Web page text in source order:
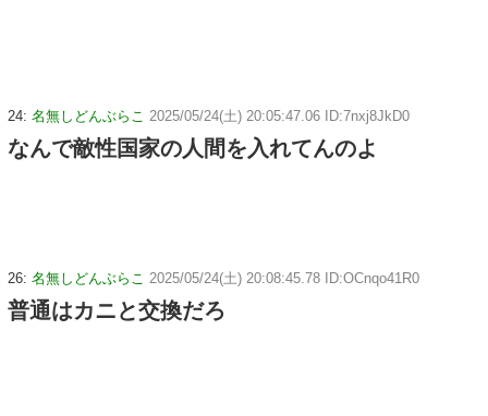
24: 名無しどんぶらこ 2025/05/24(土) 20:05:47.06 ID:7nxj8JkD0
なんで敵性国家の人間を入れてんのよ
26: 名無しどんぶらこ 2025/05/24(土) 20:08:45.78 ID:OCnqo41R0
普通はカニと交換だろ